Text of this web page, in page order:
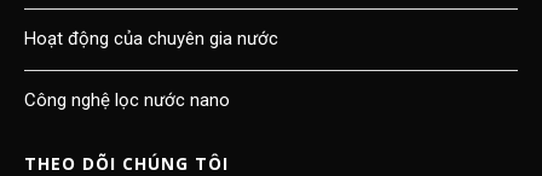
Hoạt động của chuyên gia nước
Công nghệ lọc nước nano
THEO DÕI CHÚNG TÔI